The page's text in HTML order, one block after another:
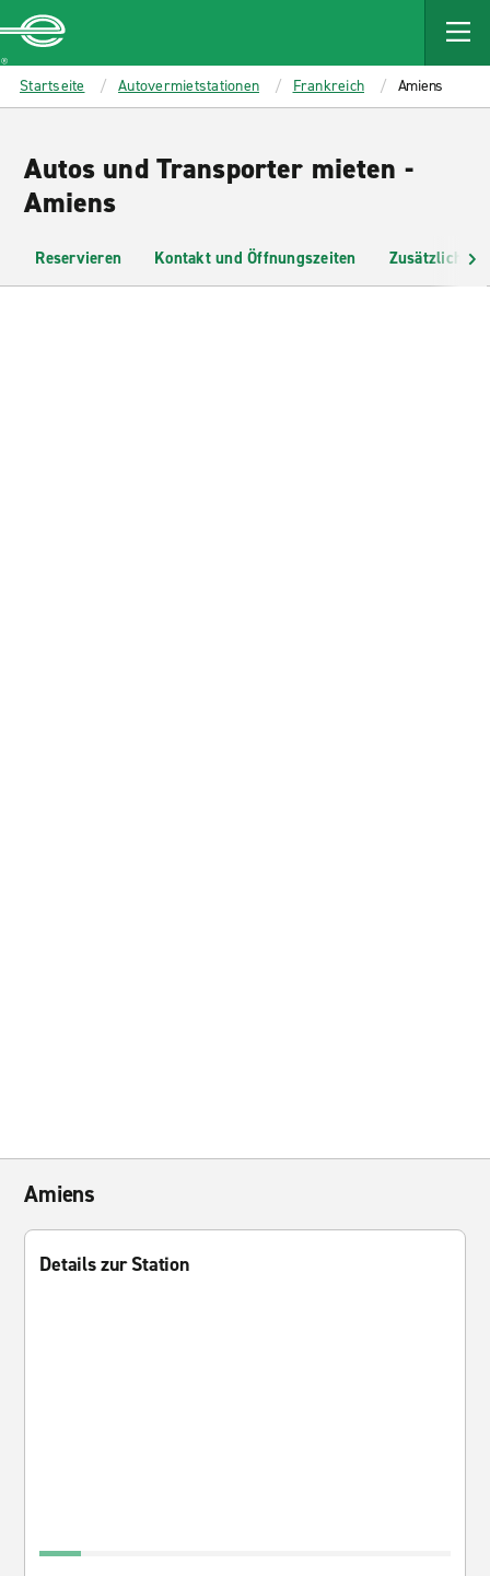
MAIN
CONTENT
Enterprise
Startseite Autovermietstationen Frankreich Amiens
Autos und Transporter mieten -
Amiens
Reservieren Kontakt und Öffnungszeiten Zusätzliche
Amiens
Details zur Station